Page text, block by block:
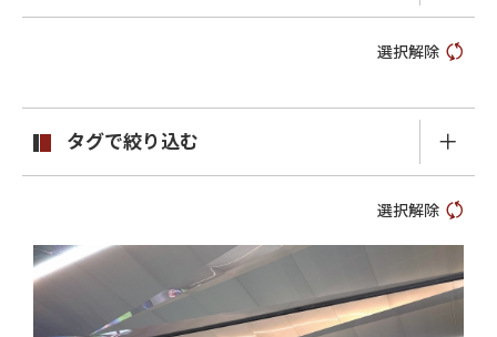
選択解除
タグで絞り込む
選択解除